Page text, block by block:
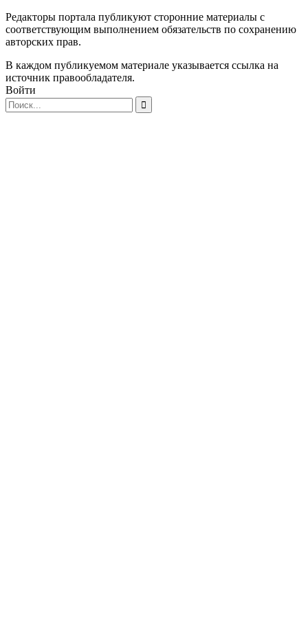
Редакторы портала публикуют сторонние материалы с
соответствующим выполнением обязательств по сохранению
авторских прав.
В каждом публикуемом материале указывается ссылка на
источник правообладателя.
Войти